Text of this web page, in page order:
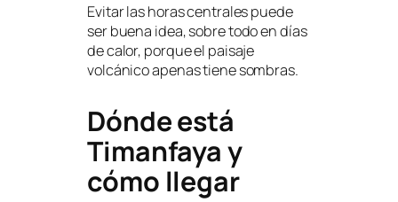
Evitar las horas centrales puede
ser buena idea, sobre todo en días
de calor, porque el paisaje
volcánico apenas tiene sombras.
Dónde está
Timanfaya y
cómo llegar